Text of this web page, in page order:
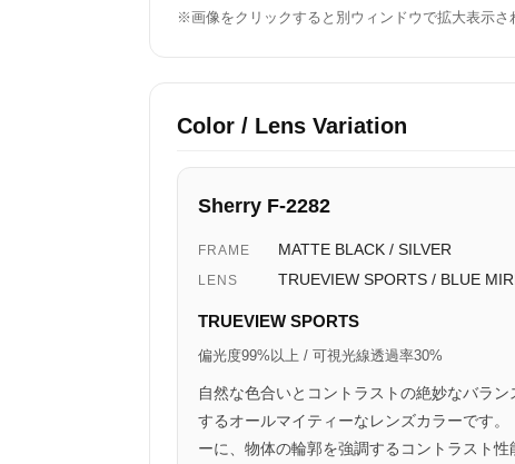
※画像をクリックすると別ウィンドウで拡大表示さ
Color / Lens Variation
Sherry F-2282
FRAME MATTE BLACK / SILVER
LENS TRUEVIEW SPORTS / BLUE
TRUEVIEW SPORTS
偏光度99%以上 / 可視光線透過率30%
自然な色合いとコントラストの絶妙なバラ
するオールマイティーなレンズカラーです。
ーに、物体の輪郭を強調するコントラスト